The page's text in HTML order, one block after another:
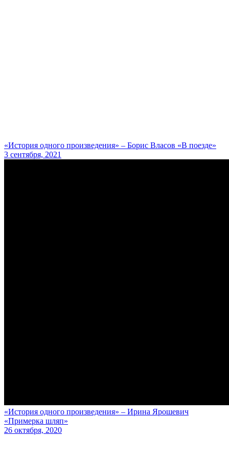
«История одного произведения» – Борис Власов «В поезде»
3 сентября, 2021
«История одного произведения» – Ирина Ярошевич
«Примерка шляп»
26 октября, 2020